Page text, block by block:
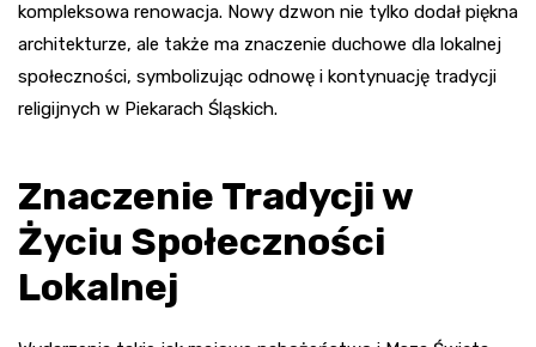
kompleksowa renowacja. Nowy dzwon nie tylko dodał piękna
architekturze, ale także ma znaczenie duchowe dla lokalnej
społeczności, symbolizując odnowę i kontynuację tradycji
religijnych w Piekarach Śląskich.
Znaczenie Tradycji w
Życiu Społeczności
Lokalnej